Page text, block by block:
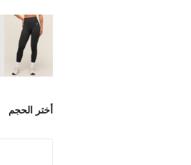
أختر الحجم